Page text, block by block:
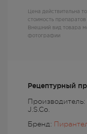
Рецептурный
J.S.Co.
Бренд:
Цена действительна
стоимость
Внешний вид товара
фотографии